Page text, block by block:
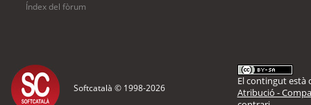
Índex del fòrum
Softcatalà © 1998-2026
El contingut està
Atribució -